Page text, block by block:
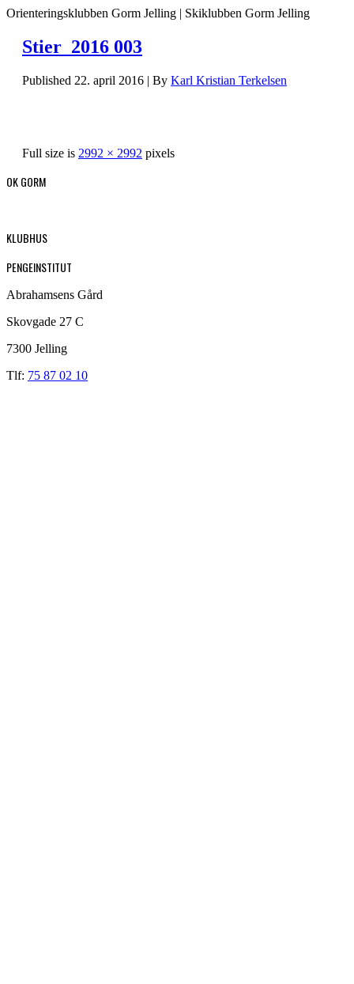
Orienteringsklubben Gorm Jelling | Skiklubben Gorm Jelling
Stier_2016 003
Published 22. april 2016 | By Karl Kristian Terkelsen
Full size is 2992 × 2992 pixels
OK GORM
KLUBHUS
PENGEINSTITUT
Abrahamsens Gård
Skovgade 27 C
7300 Jelling
Tlf: 75 87 02 10